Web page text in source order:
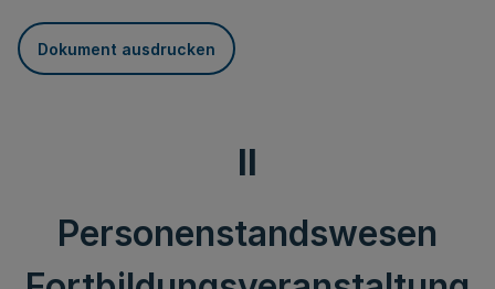
Dokument ausdrucken
II
Personenstandswesen